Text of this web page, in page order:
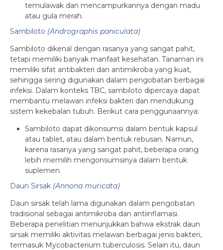
temulawak dan mencampurkannya dengan madu
atau gula merah.
Sambiloto (Andrographis paniculata)
Sambiloto dikenal dengan rasanya yang sangat pahit,
tetapi memiliki banyak manfaat kesehatan. Tanaman ini
memiliki sifat antibakteri dan antimikroba yang kuat,
sehingga sering digunakan dalam pengobatan berbagai
infeksi. Dalam konteks TBC, sambiloto dipercaya dapat
membantu melawan infeksi bakteri dan mendukung
sistem kekebalan tubuh. Berikut cara penggunaannya:
Sambiloto dapat dikonsumsi dalam bentuk kapsul
atau tablet, atau dalam bentuk rebusan. Namun,
karena rasanya yang sangat pahit, beberapa orang
lebih memilih mengonsumsinya dalam bentuk
suplemen.
Daun Sirsak (Annona muricata)
Daun sirsak telah lama digunakan dalam pengobatan
tradisional sebagai antimikroba dan antiinflamasi.
Beberapa penelitian menunjukkan bahwa ekstrak daun
sirsak memiliki aktivitas melawan berbagai jenis bakteri,
termasuk Mycobacterium tuberculosis. Selain itu, daun